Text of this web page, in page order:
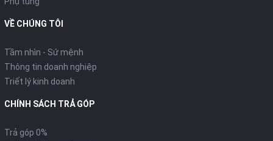
VỀ CHÚNG TÔI
Tầm nhìn - Sứ mệnh
Thông tin doanh nghiệp
Triết lý kinh doanh
CHÍNH SÁCH TRẢ GÓP
Trả góp 0%